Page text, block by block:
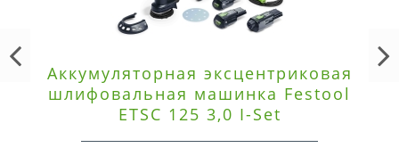
Аккумуляторная эксцентриковая
шлифовальная машинка Festool
ETSC 125 3,0 I-Set